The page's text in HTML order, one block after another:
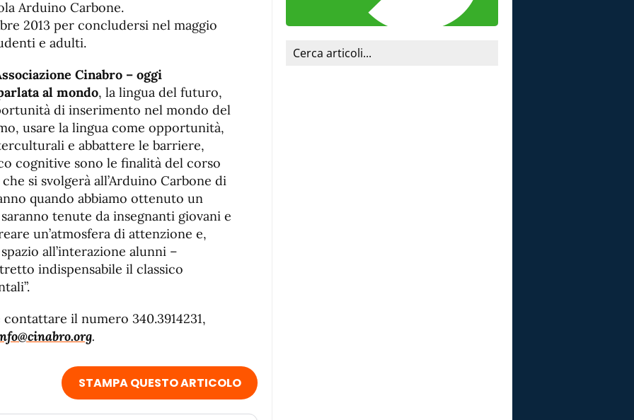
Arduino Carbone.
2013 per concludersi nel maggio
e adulti.
Cinabro – oggi
al mondo, la lingua del futuro,
di inserimento nel mondo del
usare la lingua come opportunità,
e abbattere le barriere,
cognitive sono le finalità del corso
si svolgerà all’Arduino Carbone di
quando abbiamo ottenuto un
tenute da insegnanti giovani e
un’atmosfera di attenzione e,
all’interazione alunni –
indispensabile il classico
il numero 340.3914231,
.
STAMPA QUESTO ARTICOLO